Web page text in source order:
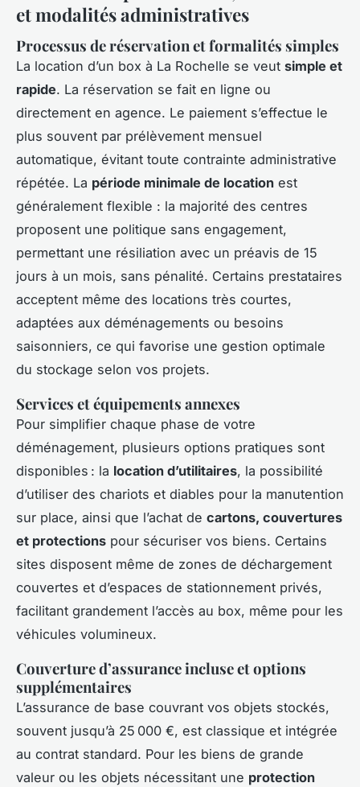
et modalités administratives
Processus de réservation et formalités simples
La location d’un box à La Rochelle se veut simple et
rapide. La réservation se fait en ligne ou
directement en agence. Le paiement s’effectue le
plus souvent par prélèvement mensuel
automatique, évitant toute contrainte administrative
répétée. La période minimale de location est
généralement flexible : la majorité des centres
proposent une politique sans engagement,
permettant une résiliation avec un préavis de 15
jours à un mois, sans pénalité. Certains prestataires
acceptent même des locations très courtes,
adaptées aux déménagements ou besoins
saisonniers, ce qui favorise une gestion optimale
du stockage selon vos projets.
Services et équipements annexes
Pour simplifier chaque phase de votre
déménagement, plusieurs options pratiques sont
disponibles : la location d’utilitaires, la possibilité
d’utiliser des chariots et diables pour la manutention
sur place, ainsi que l’achat de cartons, couvertures
et protections pour sécuriser vos biens. Certains
sites disposent même de zones de déchargement
couvertes et d’espaces de stationnement privés,
facilitant grandement l’accès au box, même pour les
véhicules volumineux.
Couverture d’assurance incluse et options
supplémentaires
L’assurance de base couvrant vos objets stockés,
souvent jusqu’à 25 000 €, est classique et intégrée
au contrat standard. Pour les biens de grande
valeur ou les objets nécessitant une protection